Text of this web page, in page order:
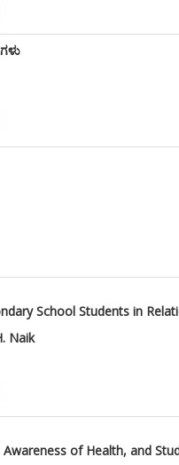
School Students in
Naik
of Health, and